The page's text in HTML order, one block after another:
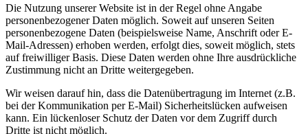
Die Nutzung unserer Website ist in der Regel ohne Angabe
personenbezogener Daten möglich. Soweit auf unseren Seiten
personenbezogene Daten (beispielsweise Name, Anschrift oder E-
Mail-Adressen) erhoben werden, erfolgt dies, soweit möglich, stets
auf freiwilliger Basis. Diese Daten werden ohne Ihre ausdrückliche
Zustimmung nicht an Dritte weitergegeben.
Wir weisen darauf hin, dass die Datenübertragung im Internet (z.B.
bei der Kommunikation per E-Mail) Sicherheitslücken aufweisen
kann. Ein lückenloser Schutz der Daten vor dem Zugriff durch
Dritte ist nicht möglich.